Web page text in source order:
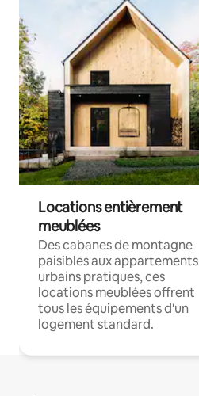
Locations entièrement
meublées
Des cabanes de montagne
paisibles aux appartements
urbains pratiques, ces
locations meublées offrent
tous les équipements d'un
logement standard.